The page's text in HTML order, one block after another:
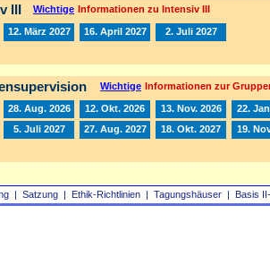
| Satzung | Ethik-Richtlinien | Tagungshäuser | Basis
III Wichtige Informationen zu Intensiv III
12. März 2027 16. April 2027 2. Juli 2027
Wichtige Informationen zur
28. Aug. 2026 12. Okt. 2026 13. Nov. 2026
22.
5. Juli 2027 27. Aug. 2027 18. Okt. 2027 19.